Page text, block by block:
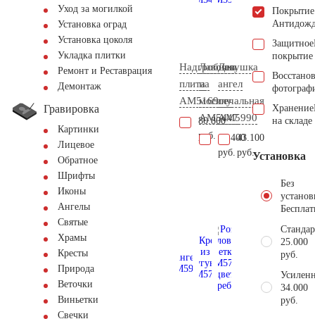
Уход за могилкой
Установка оград
Установка цоколя
Укладка плитки
Ремонт и Реставрация
Демонтаж
Гравировка
Картинки
Лицевое
Обратное
Шрифты
Иконы
Ангелы
Святые
Храмы
Кресты
Природа
Веточки
Виньетки
Свечки
Надгробная
плита
AM5169
80.800
руб.
Лавочка
на
могилу
AM5447
19.400
руб.
Девушка
ангел
печальная
AM5990
43.100
руб.
Покрытие
Защитное
покрытие
Хранение
на складе
Установка
Без
25.000
руб.
34.000
руб.